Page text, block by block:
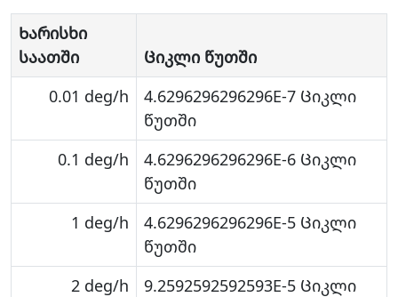
Ხარისხი
საათში
Ციკლი წუთში
0.01 deg/h
4.6296296296296E-7 Ციკლი
წუთში
0.1 deg/h
4.6296296296296E-6 Ციკლი
წუთში
1 deg/h
4.6296296296296E-5 Ციკლი
წუთში
2 deg/h
9.2592592592593E-5 Ციკლი